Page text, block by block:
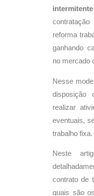
intermitente
reforma
ganhando
no mercado
Nesse
disposição
realizar
eventuais,
trabalho fixa.
Neste
contrato de
quais são